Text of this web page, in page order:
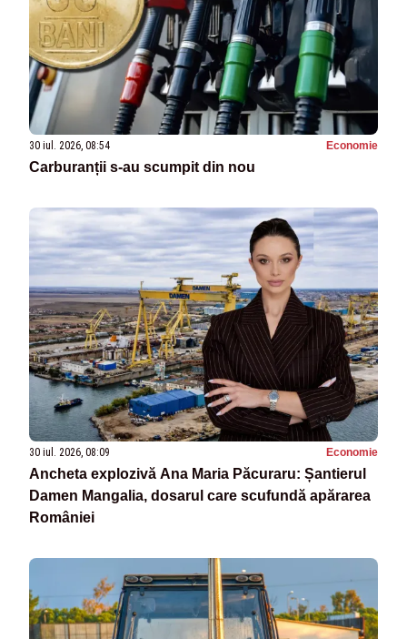
30 iul. 2026, 08:54 Economie
Carburanții s-au scumpit din nou
30 iul. 2026, 08:09 Economie
Ancheta explozivă Ana Maria Păcuraru: Șantierul
Damen Mangalia, dosarul care scufundă apărarea
României